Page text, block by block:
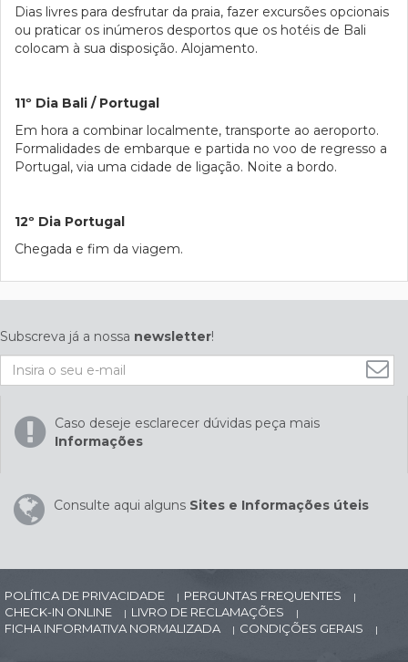
Dias livres para desfrutar da praia, fazer excursões opcionais
ou praticar os inúmeros desportos que os hotéis de Bali
colocam à sua disposição. Alojamento.
11º Dia Bali / Portugal
Em hora a combinar localmente, transporte ao aeroporto.
Formalidades de embarque e partida no voo de regresso a
Portugal, via uma cidade de ligação. Noite a bordo.
12º Dia Portugal
Chegada e fim da viagem.
Subscreva já a nossa newsletter!
Caso deseje esclarecer dúvidas peça mais
Informações
Consulte aqui alguns Sites e Informações úteis
POLÍTICA DE PRIVACIDADE | PERGUNTAS FREQUENTES |
CHECK-IN ONLINE | LIVRO DE RECLAMAÇÕES |
FICHA INFORMATIVA NORMALIZADA | CONDIÇÕES GERAIS |